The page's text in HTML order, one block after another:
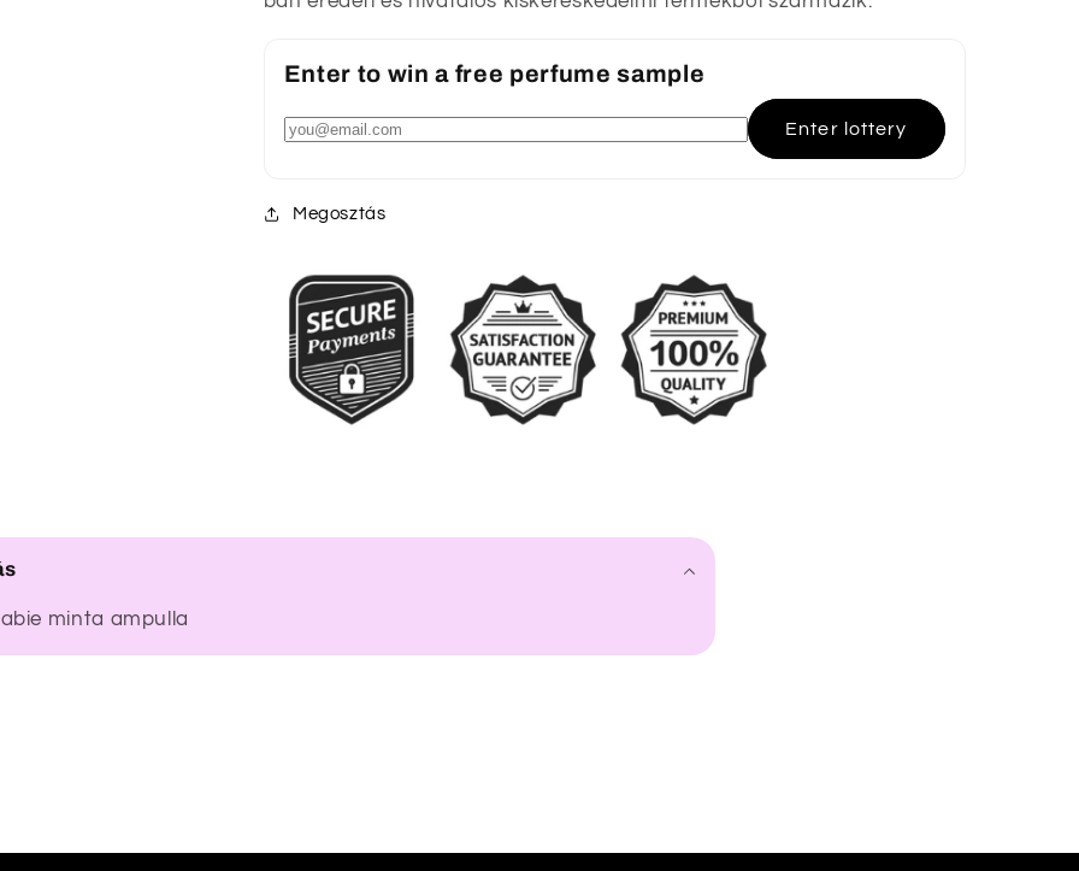
Enter to win a free perfume sample
Enter lottery
Megosztás
minta ampulla